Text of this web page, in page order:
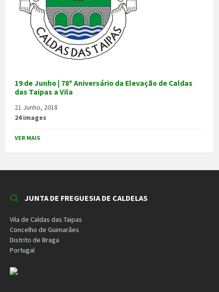
19 de Junho | 78º Aniversário da Elevação de Caldas
das Taipas a Vila
21 Junho, 2018
24 images
VER MAIS
JUNTA DE FREGUESIA DE CALDELAS
Vila de Caldas das Taipas
Concelho de Guimarães
Distrito de Braga
Portugal